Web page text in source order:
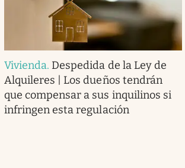
Vivienda. Despedida de la Ley de
Alquileres | Los dueños tendrán
que compensar a sus inquilinos si
infringen esta regulación